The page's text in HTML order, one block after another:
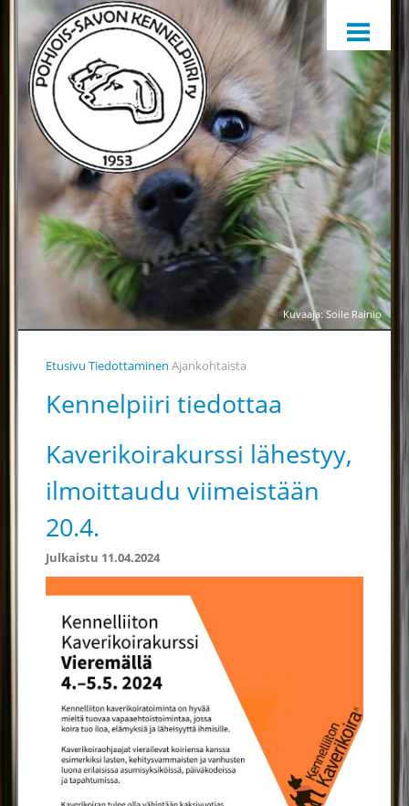
Kuvaaja: Soile Rainio
ETUSIVU
HARRASTAMINEN
KENNELPIIRI
SÄÄNNÖT, OHJEET JA LOMAKKEET
KENNELPIIRIN JAOSTOT
YHTEYSTIEDOT
YHTEINEN VUOSIKELLO
PALKINTOTUOMARIT
TIEDOTTAMINEN
Etusivu Tiedottaminen Ajankohtaista
Kennelpiiri tiedottaa
Kaverikoirakurssi lähestyy,
ilmoittaudu viimeistään
20.4.
Julkaistu 11.04.2024